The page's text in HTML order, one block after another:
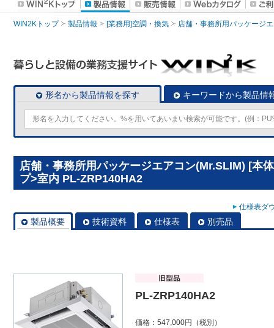
WIN2Kトップ 製品情報 [業務用]空調・換気 店舗・事務所用パッケージ
形名から製品情報を探す キーワードから製品情
店舗・事務所用パッケージエアコン(Mr.SLIM) [本
プ>室内 PL-ZRP140HA2
仕様表ダ
製品概要 技術資料 仕様表 別売品
PL-ZRP140HA2
価格：547,000円（税別）